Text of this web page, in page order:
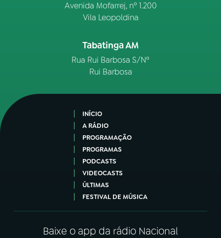
Avenida Mofarrej, nº 1.200
Vila Leopoldina
Tabatinga AM
Rua Rui Barbosa S/Nº
Rui Barbosa
INÍCIO
A RÁDIO
PROGRAMAÇÃO
PROGRAMAS
PODCASTS
VIDEOCASTS
ÚLTIMAS
FESTIVAL DE MÚSICA
Baixe o app da rádio Nacional